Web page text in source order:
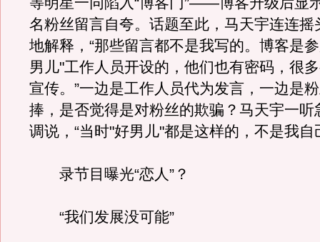
名粉丝留言自夸。话题至此，马天宇连连摇
地解释，“那些留言都不是我写的。博客是
男儿"工作人员开设的，他们也有密码，很
宣传。”一边是工作人员代为发言，一边是
捧，是否觉得是对粉丝的欺骗？马天宇一听
调说，“当时"好男儿"都是这样的，不是我自
录节目曝光“恋人”？
“我们发展没可能”